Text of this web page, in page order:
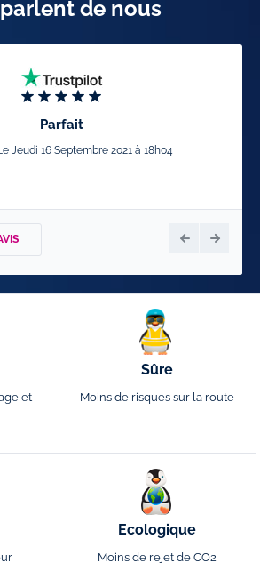
de nous
Parfait
Jeudi 16 Septembre 2021 à 18h04
et
Sûre
Moins de risques sur la route
Ecologique
Moins de rejet de CO2